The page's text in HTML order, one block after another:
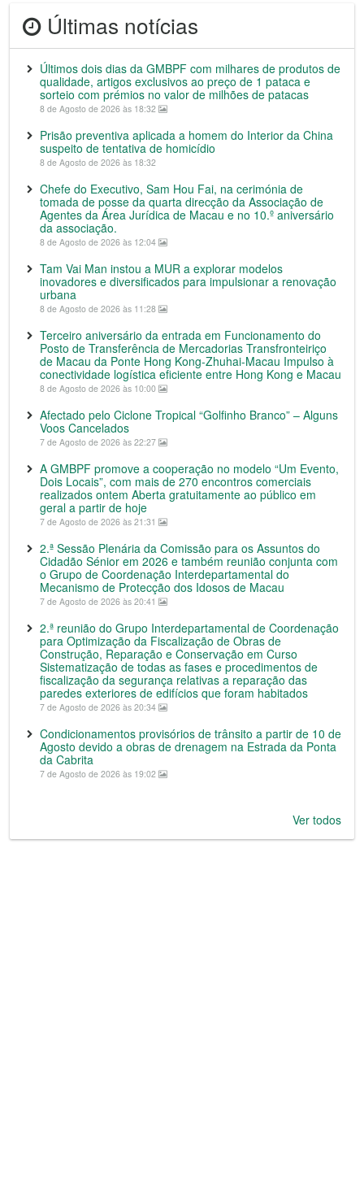
Últimas notícias
Últimos dois dias da GMBPF com milhares de produtos de
qualidade, artigos exclusivos ao preço de 1 pataca e
sorteio com prémios no valor de milhões de patacas
8 de Agosto de 2026 às 18:32
Prisão preventiva aplicada a homem do Interior da China
suspeito de tentativa de homicídio
8 de Agosto de 2026 às 18:32
Chefe do Executivo, Sam Hou Fai, na cerimónia de
tomada de posse da quarta direcção da Associação de
Agentes da Área Jurídica de Macau e no 10.º aniversário
da associação.
8 de Agosto de 2026 às 12:04
Tam Vai Man instou a MUR a explorar modelos
inovadores e diversificados para impulsionar a renovação
urbana
8 de Agosto de 2026 às 11:28
Terceiro aniversário da entrada em Funcionamento do
Posto de Transferência de Mercadorias Transfronteiriço
de Macau da Ponte Hong Kong-Zhuhai-Macau Impulso à
conectividade logística eficiente entre Hong Kong e Macau
8 de Agosto de 2026 às 10:00
Afectado pelo Ciclone Tropical “Golfinho Branco” – Alguns
Voos Cancelados
7 de Agosto de 2026 às 22:27
A GMBPF promove a cooperação no modelo “Um Evento,
Dois Locais”, com mais de 270 encontros comerciais
realizados ontem Aberta gratuitamente ao público em
geral a partir de hoje
7 de Agosto de 2026 às 21:31
2.ª Sessão Plenária da Comissão para os Assuntos do
Cidadão Sénior em 2026 e também reunião conjunta com
o Grupo de Coordenação Interdepartamental do
Mecanismo de Protecção dos Idosos de Macau
7 de Agosto de 2026 às 20:41
2.ª reunião do Grupo Interdepartamental de Coordenação
para Optimização da Fiscalização de Obras de
Construção, Reparação e Conservação em Curso
Sistematização de todas as fases e procedimentos de
fiscalização da segurança relativas a reparação das
paredes exteriores de edifícios que foram habitados
7 de Agosto de 2026 às 20:34
Condicionamentos provisórios de trânsito a partir de 10 de
Agosto devido a obras de drenagem na Estrada da Ponta
da Cabrita
7 de Agosto de 2026 às 19:02
Ver todos